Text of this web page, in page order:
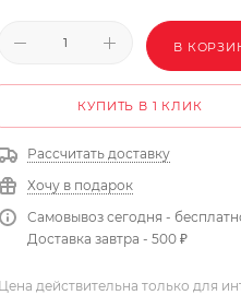
В
КУПИТЬ В 1 КЛИК
Рассчитать доставку
Хочу в подарок
Самовывоз сегодня -
Доставка завтра - 500 ₽
Цена действительна только для